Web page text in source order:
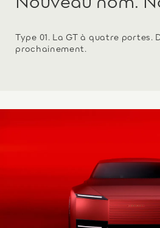
Type 01. La GT à quatre portes.
prochainement.